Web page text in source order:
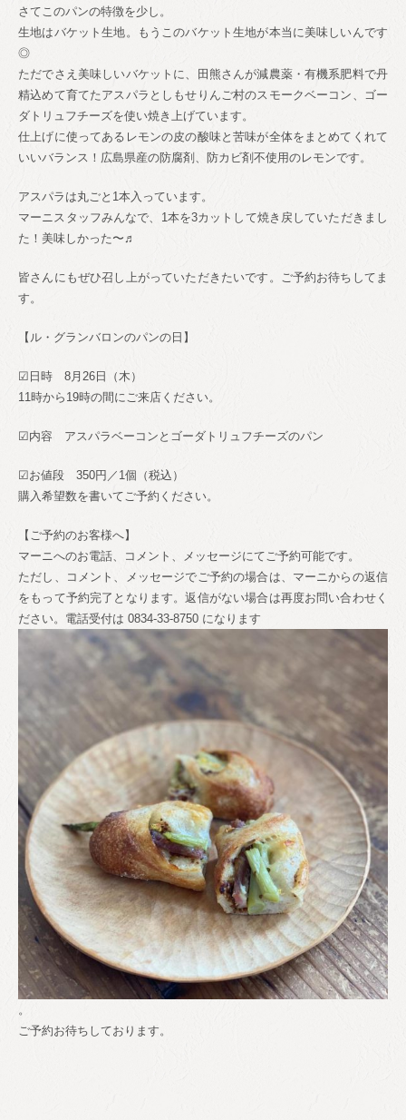
さてこのパンの特徴を少し。
生地はバケット生地。もうこのバケット生地が本当に美味しいんです
◎
ただでさえ美味しいバケットに、田熊さんが減農薬・有機系肥料で丹
精込めて育てたアスパラとしもせりんご村のスモークベーコン、ゴー
ダトリュフチーズを使い焼き上げています。
仕上げに使ってあるレモンの皮の酸味と苦味が全体をまとめてくれて
いいバランス！広島県産の防腐剤、防カビ剤不使用のレモンです。
アスパラは丸ごと1本入っています。
マーニスタッフみんなで、1本を3カットして焼き戻していただきまし
た！美味しかった〜♬
皆さんにもぜひ召し上がっていただきたいです。ご予約お待ちしてま
す。
【ル・グランバロンのパンの日】
☑日時 8月26日（木）
11時から19時の間にご来店ください。
☑内容 アスパラベーコンとゴーダトリュフチーズのパン
☑お値段 350円／1個（税込）
購入希望数を書いてご予約ください。
【ご予約のお客様へ】
マーニへのお電話、コメント、メッセージにてご予約可能です。
ただし、コメント、メッセージでご予約の場合は、マーニからの返信
をもって予約完了となります。返信がない場合は再度お問い合わせく
ださい。電話受付は 0834-33-8750 になります
。
ご予約お待ちしております。